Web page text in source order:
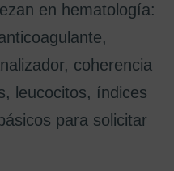
en hematología:
coherencia
leucocitos, índices
para solicitar